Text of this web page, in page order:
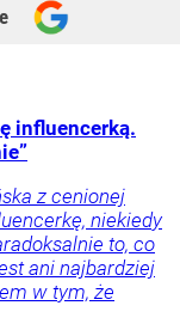
influencerką.
z cenionej
niekiedy
to, co
ani najbardziej
w tym, że